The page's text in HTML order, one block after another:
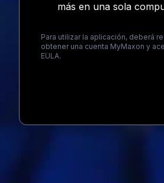
más en una sola
Para utilizar la aplicación, deberá
obtener una cuenta MyMaxon y
EULA.